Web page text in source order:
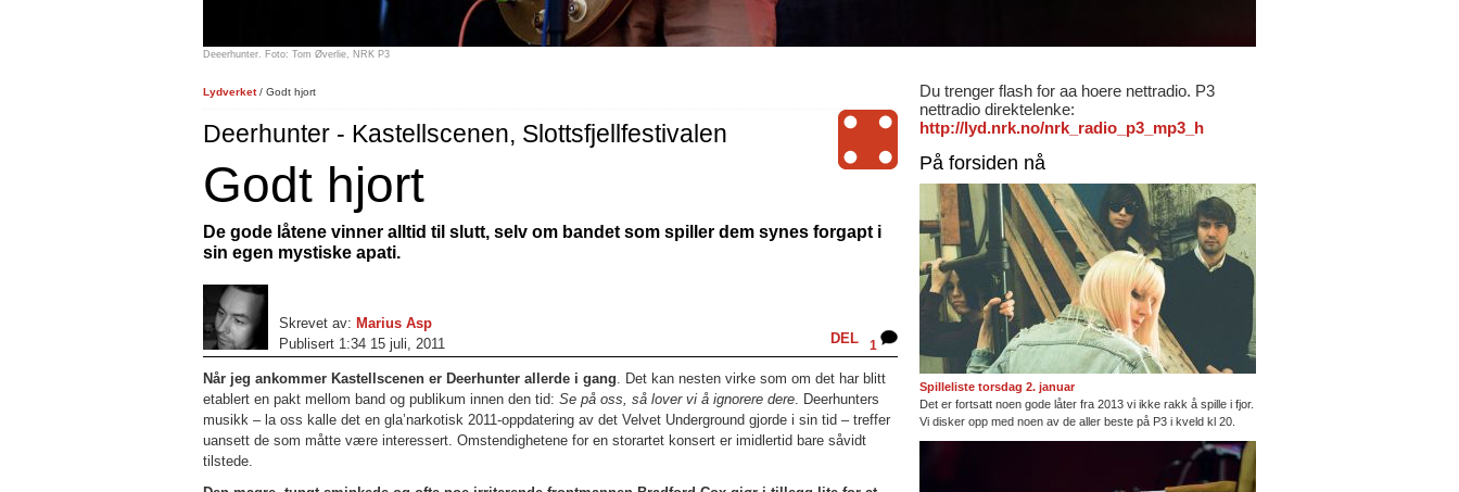
Deeerhunter. Foto: Tom Øverlie, NRK P3
Lydverket/ Godt hjort
Deerhunter - Kastellscenen, Slottsfjellfestivalen
Godt hjort
De gode låtene vinner alltid til slutt, selv om bandet som spiller dem synes forgapt i
sin egen mystiske apati.
Skrevet av: Marius Asp
Publisert 1:34 15 juli, 2011
DEL 1
Når jeg ankommer Kastellscenen er Deerhunter allerde i gang. Det kan nesten virke som om det har blitt
etablert en pakt mellom band og publikum innen den tid: Se på oss, så lover vi å ignorere dere. Deerhunters
musikk – la oss kalle det en gla’narkotisk 2011-oppdatering av det Velvet Underground gjorde i sin tid – treffer
uansett de som måtte være interessert. Omstendighetene for en storartet konsert er imidlertid bare såvidt
tilstede.
Du trenger flash for aa hoere nettradio. P3
nettradio direktelenke:
http://lyd.nrk.no/nrk_radio_p3_mp3_h
På forsiden nå
Spilleliste torsdag 2. januar
Det er fortsatt noen gode låter fra 2013 vi ikke rakk å spille i fjor.
Vi disker opp med noen av de aller beste på P3 i kveld kl 20.